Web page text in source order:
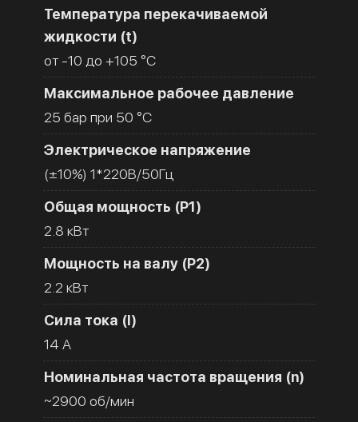
Температура перекачиваемой
жидкости (t)
от -10 до +105 °C
Максимальное рабочее давление
25 бар при 50 °C
Электрическое напряжение
(±10%) 1*220В/50Гц
Общая мощность (Р1)
2.8 кВт
Мощность на валу (Р2)
2.2 кВт
Сила тока (I)
14 A
Номинальная частота вращения (n)
~2900 об/мин